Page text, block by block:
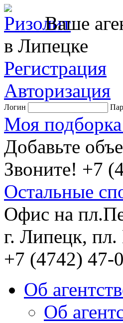
Ваше
в Липецке
Регистрация
Авторизация
Логин
Моя подборка
Добавьте
Звоните! +7
Остальные
Офис на
г. Липецк,
+7 (4742) 47-
Об
Об